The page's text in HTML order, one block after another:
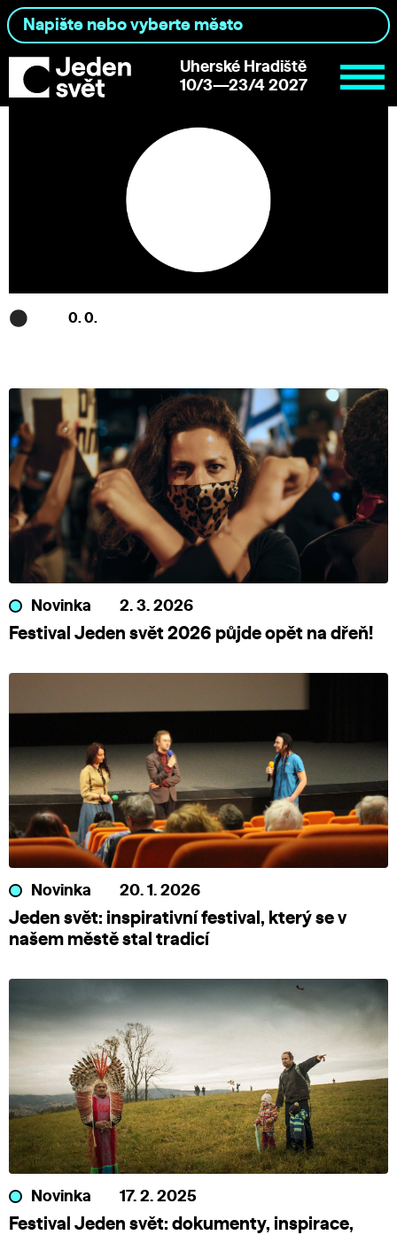
Uherské Hradiště
10/3—23/4 2027
0. 0.
Novinka 2. 3. 2026
Festival Jeden svět 2026 půjde opět na dřeň!
Novinka 20. 1. 2026
Jeden svět: inspirativní festival, který se v
našem městě stal tradicí
Novinka 17. 2. 2025
Festival Jeden svět: dokumenty, inspirace,